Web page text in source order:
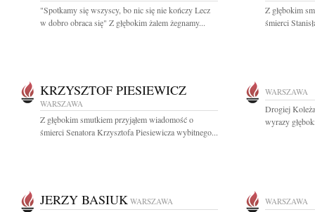
"Spotkamy się wszyscy, bo nic się nie kończy Lecz
w dobro obraca się" Z głębokim żalem żegnamy...
Z głębokim
śmierci
KRZYSZTOF PIESIEWICZ
WARSZAWA
Z głębokim smutkiem przyjąłem wiadomość o
śmierci Senatora Krzysztofa Piesiewicza wybitnego...
WARSZAWA
Drogiej
wyrazy
JERZY BASIUK WARSZAWA WARSZAWA